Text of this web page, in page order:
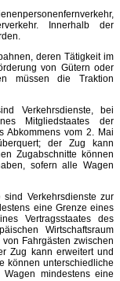
Innerhalb der
deren Tätigkeit im
von Gütern oder
müssen die Traktion
Verkehrsdienste, bei
Mitgliedstaates der
Abkommens vom 2. Mai
der Zug kann
Zugabschnitte können
sofern alle Wagen
sind Verkehrsdienste zur
eine Grenze eines
Vertragsstaates des
Wirtschaftsraum
Fahrgästen zwischen
Zug kann erweitert und
können unterschiedliche
Wagen mindestens eine